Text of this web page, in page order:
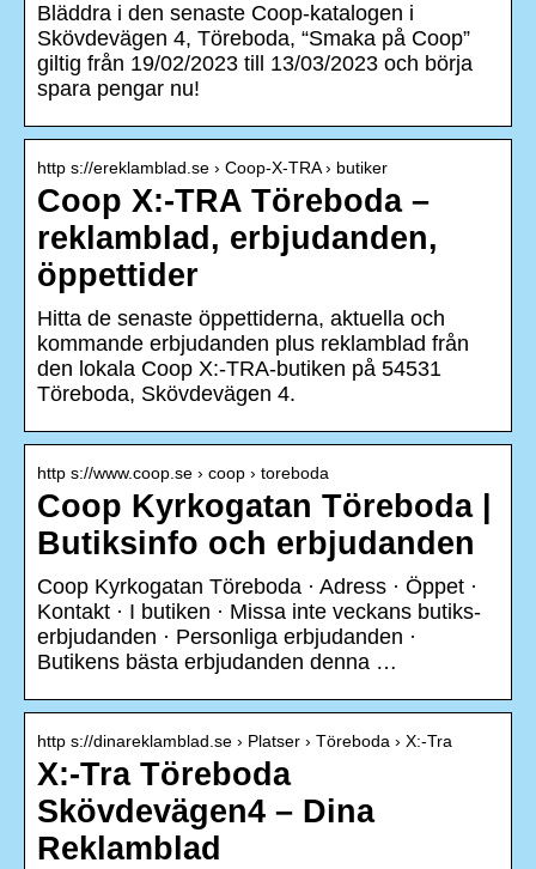
Bläddra i den senaste Coop-katalogen i
Skövdevägen 4, Töreboda, “Smaka på Coop”
giltig från 19/02/2023 till 13/03/2023 och börja
spara pengar nu!
http s://ereklamblad.se › Coop-X-TRA › butiker
Coop X:-TRA Töreboda –
reklamblad, erbjudanden,
öppettider
Hitta de senaste öppettiderna, aktuella och
kommande erbjudanden plus reklamblad från
den lokala Coop X:-TRA-butiken på 54531
Töreboda, Skövdevägen 4.
http s://www.coop.se › coop › toreboda
Coop Kyrkogatan Töreboda |
Butiksinfo och erbjudanden
Coop Kyrkogatan Töreboda · Adress · Öppet ·
Kontakt · I butiken · Missa inte veckans butiks-
erbjudanden · Personliga erbjudanden ·
Butikens bästa erbjudanden denna …
http s://dinareklamblad.se › Platser › Töreboda › X:-Tra
X:-Tra Töreboda
Skövdevägen4 – Dina
Reklamblad